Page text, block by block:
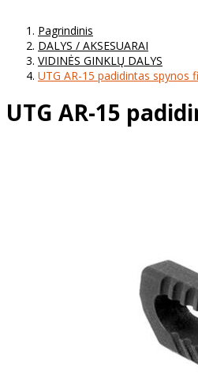
Pagrindinis
DALYS / AKSESUARAI
VIDINĖS GINKLŲ DALYS
UTG AR-15 padidintas spynos
UTG AR-15